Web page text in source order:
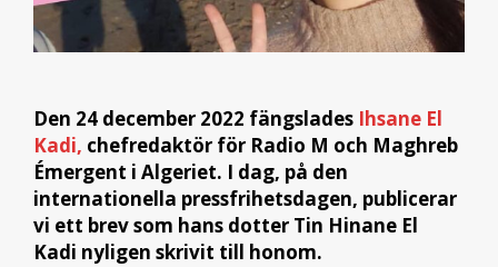
Den 24 december 2022 fängslades Ihsane El
Kadi, chefredaktör för Radio M och Maghreb
Émergent i Algeriet. I dag, på den
internationella pressfrihetsdagen, publicerar
vi ett brev som hans dotter Tin Hinane El
Kadi nyligen skrivit till honom.